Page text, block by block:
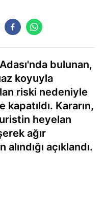
bulunan,
koyuyla
riski nedeniyle
Kararın,
heyelan
ağır
açıklandı.